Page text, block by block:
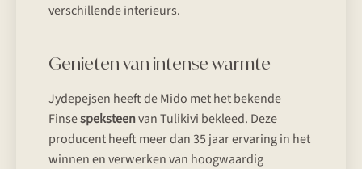
verschillende interieurs.
Genieten van intense warmte
Jydepejsen heeft de Mido met het bekende
Finsespeksteenvan Tulikivi bekleed. Deze
producent heeft meer dan 35 jaar ervaring in het
winnen en verwerken van hoogwaardig